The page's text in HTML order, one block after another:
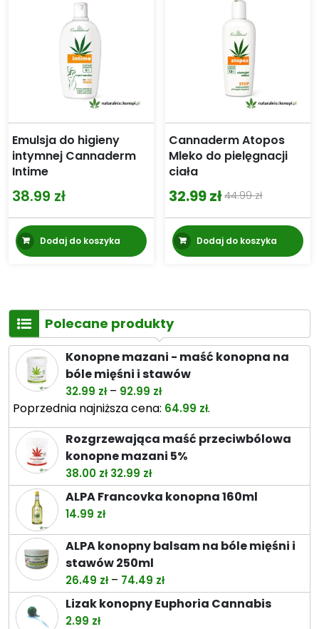
Emulsja do higieny
intymnej Cannaderm
Intime
38.99 zł
Dodaj do koszyka
Cannaderm Atopos
Mleko do pielęgnacji
ciała
44.99zł
Pierwotna
cena
wynosiła:
32.99zł
Aktualna
cena
wynosi:Dodaj do koszyka
Polecane produkty
Konopne mazani - maść konopna na
bóle mięśni i stawów
32.99 zł – 92.99 złZakres
cen:
od
32.99 zł
do
Poprzednia najniższa cena: 64.99 zł.
Rozgrzewająca maść przeciwbólowa
konopne mazani 5%
38.00 zł Pierwotna
cena
32.99 złAktualna
cena
ALPA Francovka konopna 160ml
14.99 zł
ALPA konopny balsam na bóle mięśni i
stawów 250ml
26.49 zł – 74.49 złZakres
cen:
od
Lizak konopny Euphoria Cannabis
2.99 zł